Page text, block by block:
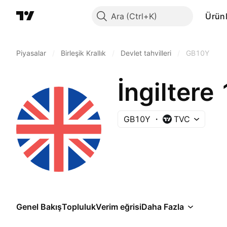
Ara
Piyasalar Birleşik Krallık Devlet tahvilleri GB10Y
İngiltere
GB10Y TVC
Genel BakışToplulukVerim eğrisiDaha Fazla